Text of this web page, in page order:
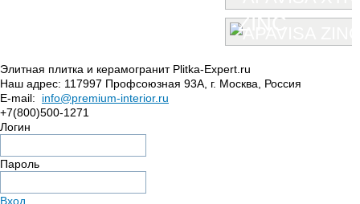
ZINC
Элитная плитка и керамогранит Plitka-Expert.ru
Наш адрес: 117997 Профсоюзная 93А, г. Москва, Россия
E-mail:
info@premium-interior.ru
+7(800)500-1271
Логин
Пароль
Вход